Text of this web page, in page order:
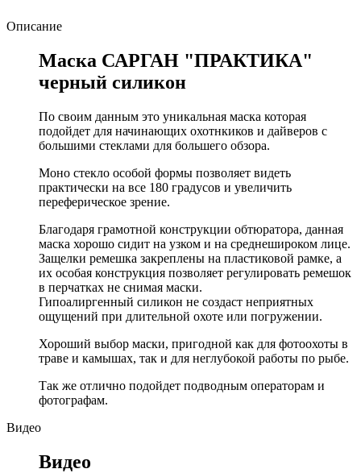
Описание
Маска САРГАН "ПРАКТИКА"
черный силикон
По своим данным это уникальная маска которая
подойдет для начинающих охотнкиков и дайверов с
большими стеклами для большего обзора.
Моно стекло особой формы позволяет видеть
практически на все 180 градусов и увеличить
переферическое зрение.
Благодаря грамотной конструкции обтюратора, данная
маска хорошо сидит на узком и на среднешироком лице.
Защелки ремешка закреплены на пластиковой рамке, а
их особая конструкция позволяет регулировать ремешок
в перчатках не снимая маски.
Гипоалиргенный силикон не создаст неприятных
ощущений при длительной охоте или погружении.
Хороший выбор маски, пригодной как для фотоохоты в
траве и камышах, так и для неглубокой работы по рыбе.
Так же отлично подойдет подводным операторам и
фотографам.
Видео
Видео